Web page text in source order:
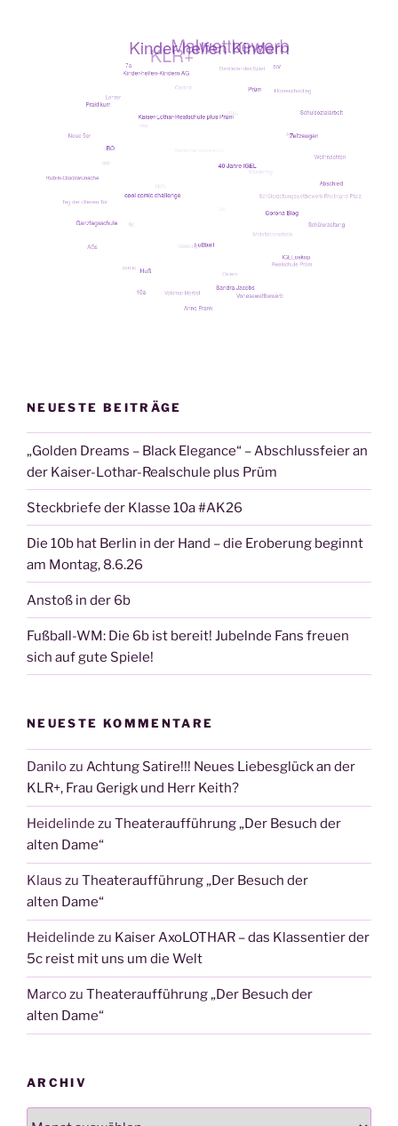
NEUESTE BEITRÄGE
„Golden Dreams – Black Elegance“ – Abschlussfeier an
der Kaiser-Lothar-Realschule plus Prüm
Steckbriefe der Klasse 10a #AK26
Die 10b hat Berlin in der Hand – die Eroberung beginnt
am Montag, 8.6.26
Anstoß in der 6b
Fußball-WM: Die 6b ist bereit! Jubelnde Fans freuen
sich auf gute Spiele!
NEUESTE KOMMENTARE
Danilozu Achtung Satire!!! Neues Liebesglück an der
KLR+, Frau Gerigk und Herr Keith?
Heidelinde zu Theateraufführung „Der Besuch der
alten Dame“
Klaus zu Theateraufführung „Der Besuch der
alten Dame“
Heidelinde zu Kaiser AxoLOTHAR – das Klassentier der
5c reist mit uns um die Welt
Marcozu Theateraufführung „Der Besuch der
alten Dame“
ARCHIV